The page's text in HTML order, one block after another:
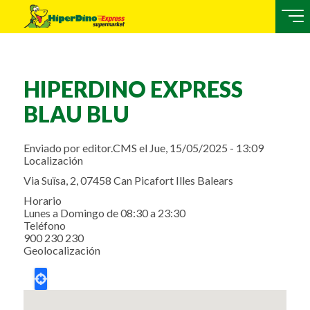
HIPERDINO EXPRESS
BLAU BLU
Enviado poreditor.CMS el Jue, 15/05/2025 - 13:09
Localización
Via Suïsa, 2, 07458 Can Picafort Illes Balears
Horario
Lunes a Domingo de 08:30 a 23:30
Teléfono
900 230 230
Geolocalización